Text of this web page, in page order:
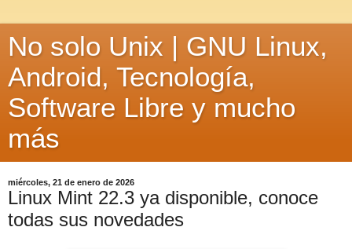
No solo Unix | GNU Linux,
Android, Tecnología,
Software Libre y mucho
más
miércoles, 21 de enero de 2026
Linux Mint 22.3 ya disponible, conoce
todas sus novedades